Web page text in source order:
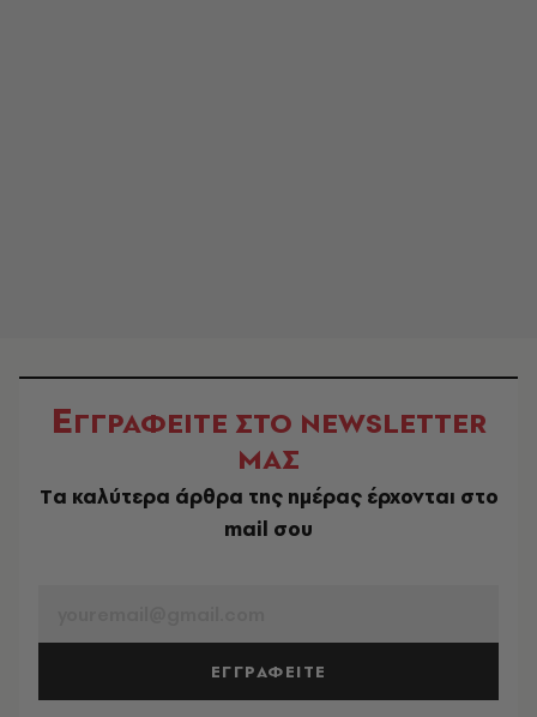
ΕΓΓΡΑΦΕΙΤΕ ΣΤΟ NEWSLETTER
ΜΑΣ
Tα καλύτερα άρθρα της ημέρας έρχονται στο
mail σου
ΕΓΓΡΑΦΕΙΤΕ